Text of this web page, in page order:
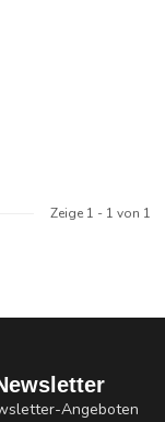
Zeige 1 - 1 von 1
Angeboten